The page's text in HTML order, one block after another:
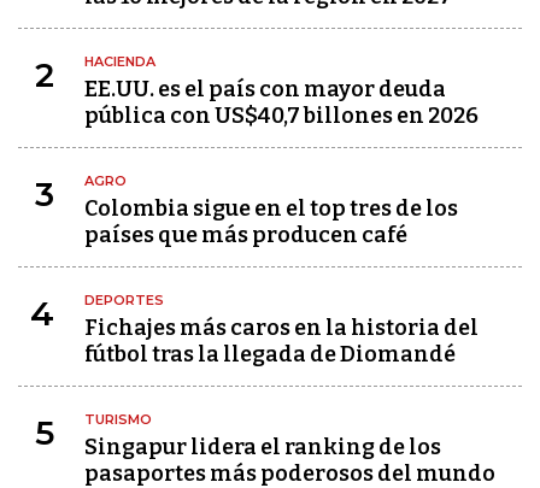
2 HACIENDA
EE.UU. es el país con mayor deuda
pública con US$40,7 billones en 2026
3 AGRO
Colombia sigue en el top tres de los
países que más producen café
4 DEPORTES
Fichajes más caros en la historia del
fútbol tras la llegada de Diomandé
5 TURISMO
Singapur lidera el ranking de los
pasaportes más poderosos del mundo